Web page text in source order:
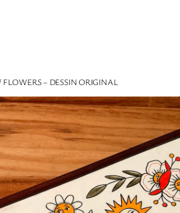
– DESSIN ORIGINAL